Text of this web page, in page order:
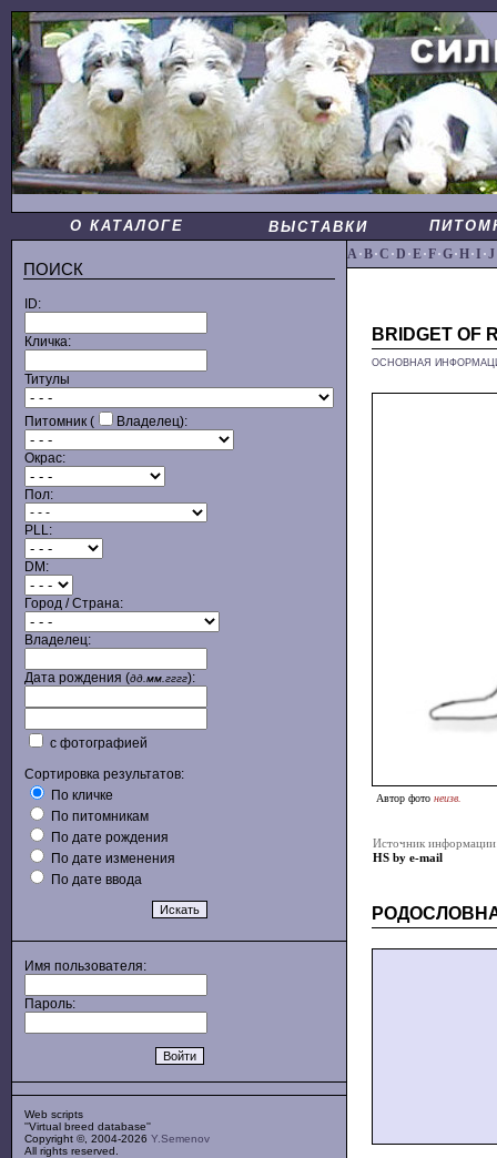
О КАТАЛОГЕ ВЫСТАВКИ
ПОИСК
ID:
Кличка:
Титулы
Питомник ( Владелец):
Окрас:
Пол:
PLL:
DM:
Город / Страна:
Владелец:
Дата рождения (дд.мм.гггг):
с фотографией
Сортировка результатов:
По кличке
По питомникам
По дате рождения
По дате изменения
По дате ввода
Имя пользователя:
Пароль:
Web scripts
''Virtual breed database''
Copyright ©, 2004-2026 Y.Semenov
All rights reserved.
A·B·C ·D ·E·F·G·H·I ·J
BRIDGET OF
ОСНОВНАЯ
Автор фото неизв.
Источник
HS by e-mail